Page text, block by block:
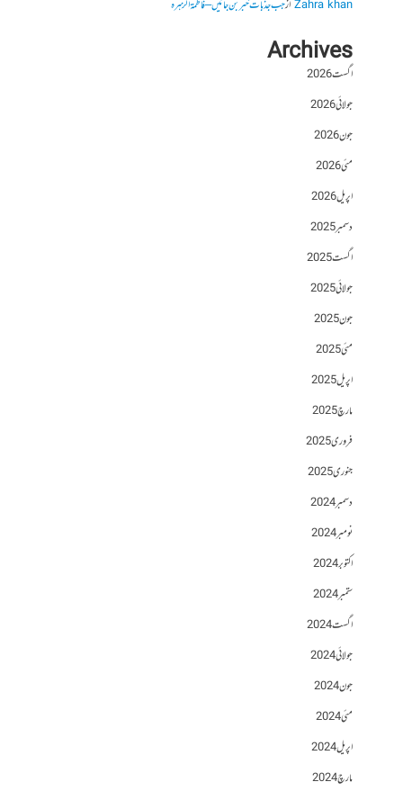
Zahra khanازجب جذبات خبر بن جائیں – فاطمۃالزہرہ
Archives
اگست 2026
جولائی 2026
جون 2026
مئی 2026
اپریل 2026
دسمبر 2025
اگست 2025
جولائی 2025
جون 2025
مئی 2025
اپریل 2025
مارچ 2025
فروری 2025
جنوری 2025
دسمبر 2024
نومبر 2024
اکتوبر 2024
ستمبر 2024
اگست 2024
جولائی 2024
جون 2024
مئی 2024
اپریل 2024
مارچ 2024